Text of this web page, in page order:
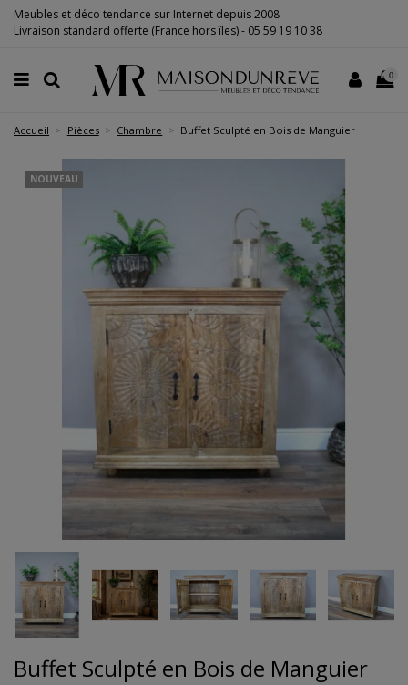
Meubles et déco tendance sur Internet depuis 2008
Livraison standard offerte (France hors îles) - 05 59 19 10 38
0
Accueil Pièces Chambre Buffet Sculpté en Bois de Manguier
NOUVEAU
Buffet Sculpté en Bois de Manguier